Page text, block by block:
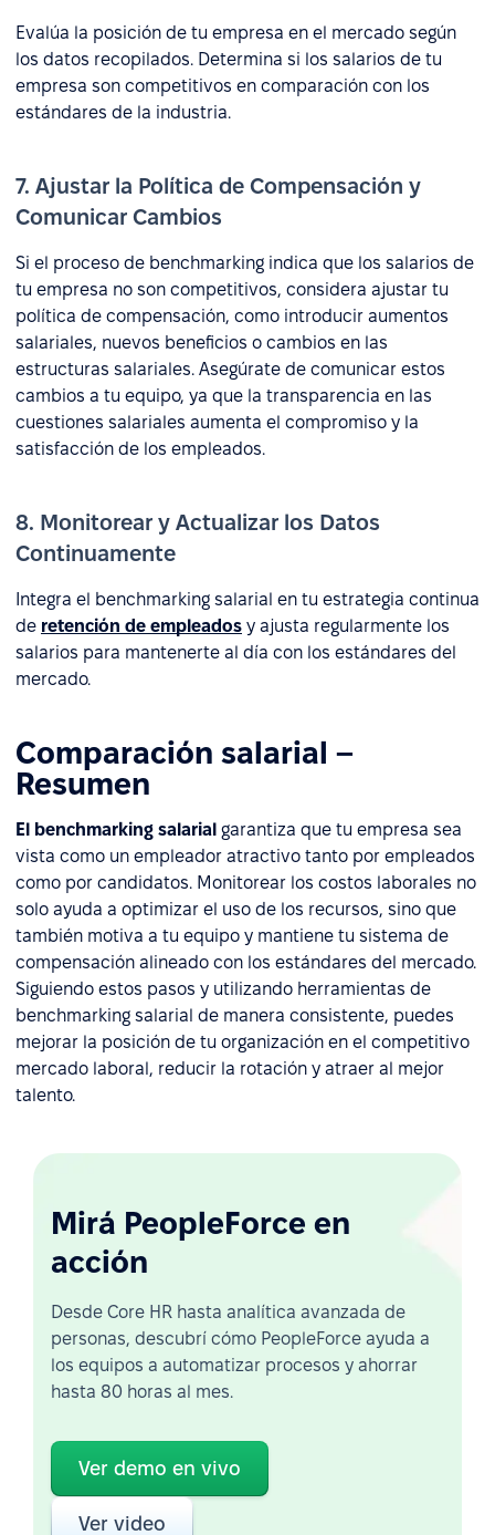
Evalúa la posición de tu empresa en el mercado según
los datos recopilados. Determina si los salarios de tu
empresa son competitivos en comparación con los
estándares de la industria.
7. Ajustar la Política de Compensación y
Comunicar Cambios
Si el proceso de benchmarking indica que los salarios de
tu empresa no son competitivos, considera ajustar tu
política de compensación, como introducir aumentos
salariales, nuevos beneficios o cambios en las
estructuras salariales. Asegúrate de comunicar estos
cambios a tu equipo, ya que la transparencia en las
cuestiones salariales aumenta el compromiso y la
satisfacción de los empleados.
8. Monitorear y Actualizar los Datos
Continuamente
Integra el benchmarking salarial en tu estrategia continua
de retención de empleados y ajusta regularmente los
salarios para mantenerte al día con los estándares del
mercado.
Comparación salarial –
Resumen
El benchmarking salarial garantiza que tu empresa sea
vista como un empleador atractivo tanto por empleados
como por candidatos. Monitorear los costos laborales no
solo ayuda a optimizar el uso de los recursos, sino que
también motiva a tu equipo y mantiene tu sistema de
compensación alineado con los estándares del mercado.
Siguiendo estos pasos y utilizando herramientas de
benchmarking salarial de manera consistente, puedes
mejorar la posición de tu organización en el competitivo
mercado laboral, reducir la rotación y atraer al mejor
talento.
Mirá PeopleForce en
acción
Desde Core HR hasta analítica avanzada de
personas, descubrí cómo PeopleForce ayuda a
los equipos a automatizar procesos y ahorrar
hasta 80 horas al mes.
Ver demo en vivo
Ver video